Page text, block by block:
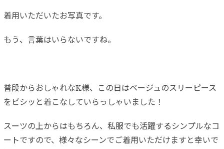
着用いただいたお写真です。
もう、言葉はいらないですね。
普段からおしゃれなK様、この日はベージュのスリーピース
をビシッと着こなしていらっしゃいました！
スーツの上からはもちろん、私服でも活躍するシンプルなコ
ートですので、様々なシーンでご着用いただけますと幸いで